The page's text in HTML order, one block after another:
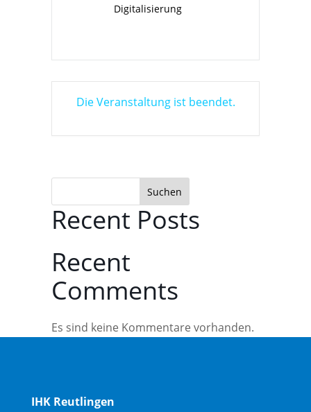
Digitalisierung
Die Veranstaltung ist beendet.
Suchen
Recent Posts
Recent
Comments
Es sind keine Kommentare vorhanden.
IHK Reutlingen